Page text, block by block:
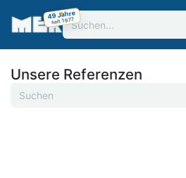
Zum Inhalt springen
49 Jahre
seit 1977
Unsere Referenzen